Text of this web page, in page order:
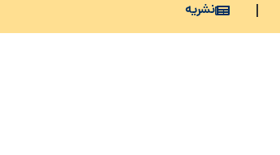
نشریه